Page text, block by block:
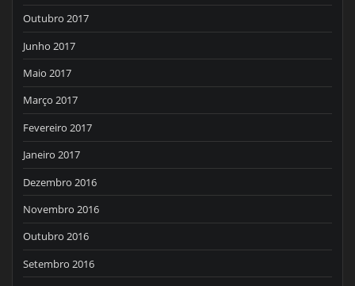
Outubro 2017
Junho 2017
Maio 2017
Março 2017
Fevereiro 2017
Janeiro 2017
Dezembro 2016
Novembro 2016
Outubro 2016
Setembro 2016